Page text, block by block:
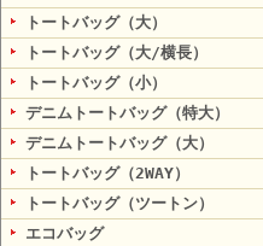
トートバッグ（大）
トートバッグ（大/横長）
トートバッグ（小）
デニムトートバッグ（特大）
デニムトートバッグ（大）
トートバッグ（2WAY）
トートバッグ（ツートン）
エコバッグ